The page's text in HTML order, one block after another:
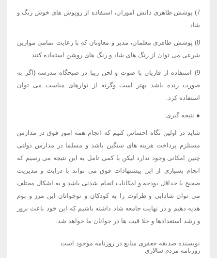
7) پوشش ظاهری دانش آموزان، استفاده از روپوش های خوش رنگ و
شاد .
8) پوشش ظاهری معلمان، مدیر و معاونان که با رعایت تمامی موازین
شرعی می توان از رنگ های شاد و رنگ های روشن استفاده کنند.
9) استفاده از قاریان با صوت و لحن زیبا در صبحگاه مدرسه (اگر به
صورت زنده باشد بهتر است وگرنه از نوارهای مناسب می توان
استفاده کرد.
● نتیجه گیری:
شاید در اولین نگاه احساس کنیم که انجام همه امور فوق در مدارس
مستلزم پرداخت هزینه های سنگین باشد و مسلما در مدارس دولتی
چنین امکانی وجود ندارد لیکن با کمی تامل به این نتیجه می رسیم که
انجام بسیاری از این پیشنهادات فوق می تواند با درایت و مدیریت
صحیح با حداقل بودجه و امکانات انجام شدنی باشد و به اشکال مختلف
می توان شادابی و طراوت را به کودکان و نوجوانان این مرز و بوم
هدیه دهیم و در نهایت جامعه شاد داشته باشیم که این خود باعث بروز
و رشد استعدادها و خلا قیت ها در جوانان ما خواهد شد.
نویسنده صدیقه جعفری منابع در روزنامه موجود است
روزنامه مردم سالاری